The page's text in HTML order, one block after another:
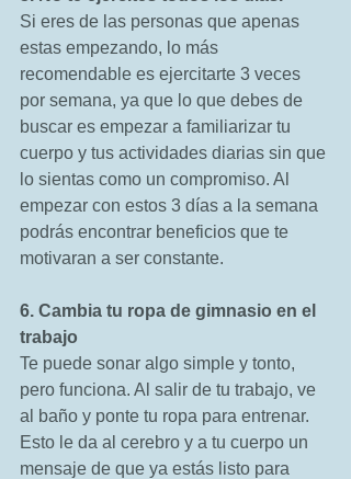
Si eres de las personas que apenas
estas empezando, lo más
recomendable es ejercitarte 3 veces
por semana, ya que lo que debes de
buscar es empezar a familiarizar tu
cuerpo y tus actividades diarias sin que
lo sientas como un compromiso. Al
empezar con estos 3 días a la semana
podrás encontrar beneficios que te
motivaran a ser constante.
6. Cambia tu ropa de gimnasio en el
trabajo
Te puede sonar algo simple y tonto,
pero funciona. Al salir de tu trabajo, ve
al baño y ponte tu ropa para entrenar.
Esto le da al cerebro y a tu cuerpo un
mensaje de que ya estás listo para